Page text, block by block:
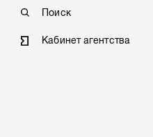
Поиск
Кабинет агентства